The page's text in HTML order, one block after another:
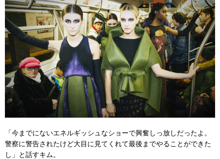
「今までにないエネルギッシュなショーで興奮しっ放しだったよ。
警察に警告されたけど大目に見てくれて最後までやることができた
し」と話すキム。